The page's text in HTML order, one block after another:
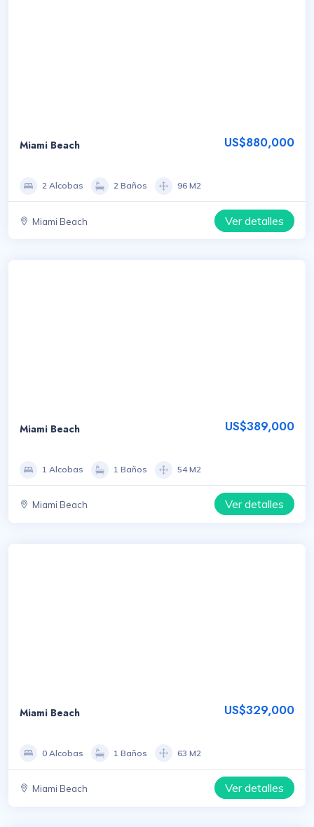
Miami Beach US$880,000
2 Alcobas 2 Baños 96 M2
Miami Beach Ver detalles
Miami Beach US$389,000
1 Alcobas 1 Baños 54 M2
Miami Beach Ver detalles
Miami Beach US$329,000
0 Alcobas 1 Baños 63 M2
Miami Beach Ver detalles